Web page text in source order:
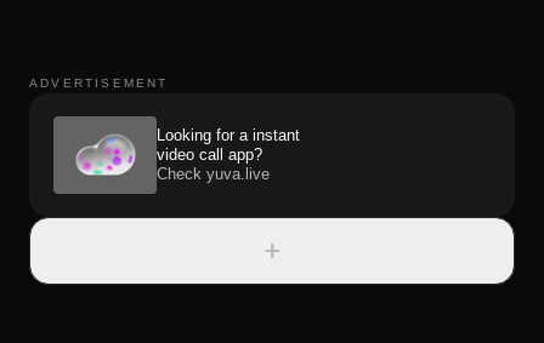
ADVERTISEMENT
Looking for a instant
video call app?
Check yuva.live
+